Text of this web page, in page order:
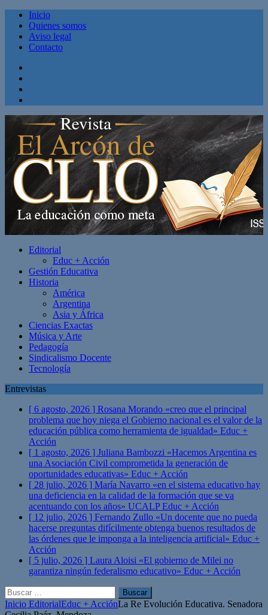
Inicio
Quienes somos
Aviso legal
Contacto
Editorial
Educ + Acción
Gestión Educativa
Historia
América
Argentina
Asia y África
Ciencias Exactas
Música y Arte
Pedagogía
Sindicalismo Docente
Tecnología
Entrevistas
[ 6 agosto, 2026 ] Rosana Morando «creo que el principal
problema que hoy niega el Gobierno nacional es el valor de la
educación pública como herramienta de igualdad» Educ +
Acción
[ 1 agosto, 2026 ] Juliana Bambozzi «Hacemos Argentina es
una Asociación Civil comprometida la generación de
oportunidades educativas» Educ + Acción
[ 28 julio, 2026 ] María Navarro «en el sistema educativo hay
una deficiencia en la calidad de la formación que se va
acentuando con los años» UCALPEduc + Acción
[ 12 julio, 2026 ] Fernando Zullo «Un docente que no pueda
hacerse preguntas difícilmente obtenga buenos resultados de
las órdenes que le imponga a la inteligencia artificial» Educ +
Acción
[ 5 julio, 2026 ] Laura Aloisi «El gobierno de Milei no
garantiza ningún federalismo educativo» Educ + Acción
Buscar:
Inicio EditorialEduc + AcciónLa Re Evolución Educativa. Senadora